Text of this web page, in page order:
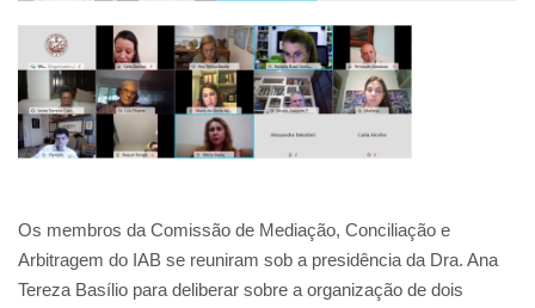
Os membros da Comissão de Mediação, Conciliação e
Arbitragem do IAB se reuniram sob a presidência da Dra. Ana
Tereza Basílio para deliberar sobre a organização de dois